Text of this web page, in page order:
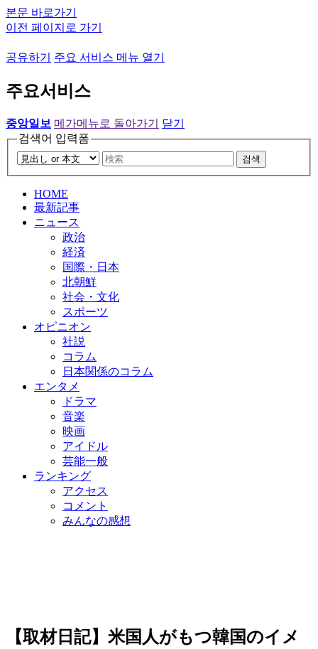
본문 바로가기
이전 페이지로 가기
공유하기 주요 서비스 메뉴 열기
주요서비스
중앙일보 메가메뉴로 돌아가기
닫기
검색어 입력폼
검색
HOME
最新記事
ニュース
政治
経済
国際・日本
北朝鮮
社会・文化
スポーツ
オピニオン
社説
コラム
日本関係のコラム
エンタメ
ドラマ
音楽
映画
アイドル
芸能一般
ランキング
アクセス
コメント
みんなの感想
【取材日記】米国人がもつ韓国のイメ